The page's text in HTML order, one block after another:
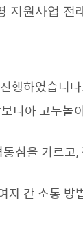
지원사업 전
행하였습니
디아 고누
심을 기르
자 간 소통